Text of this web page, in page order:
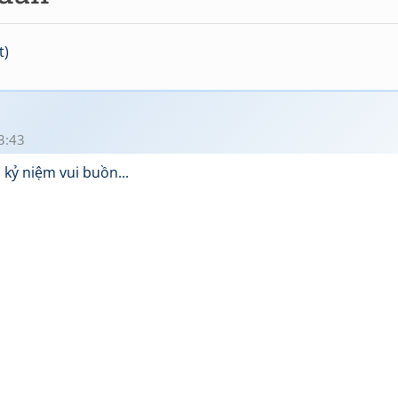
niệm vui buồn...